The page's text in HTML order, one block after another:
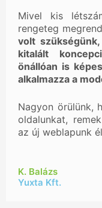
Mivel kis
rengeteg
volt
kitalált
önállóan is
alkalmazza a
Nagyon örülünk,
oldalunkat,
az új weblapunk
K. Balázs
Yuxta Kft.